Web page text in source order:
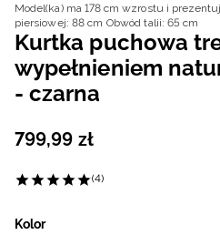
Model(ka) ma 178 cm wzrostu i
piersiowej: 88 cm Obwód talii: 65 cm
Kurtka puchowa
wypełnieniem
- czarna
799,99 zł
(4)
Kolor